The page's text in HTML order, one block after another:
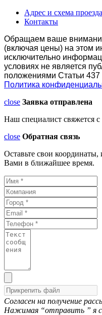
Адрес и схема проезда
Контакты
Обращаем ваше
(включая цены) на этом
исключительно
условиях не является
положениями Статьи 437
Политика
close Заявка отправлена
Наш специалист свяжется
close Обратная связь
Оставьте свои
Вами в ближайшее время.
Согласен на получение
Нажимая “отправить ” я